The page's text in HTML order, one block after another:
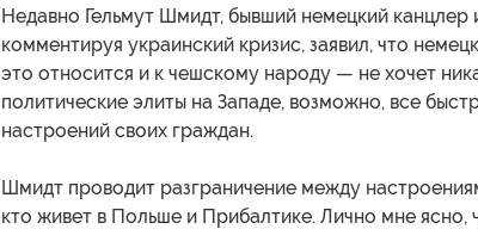
Недавно Гельмут Шмидт, бывший немецкий канцлер
комментируя украинский кризис, заявил, что
это относится и к чешскому народу — не хочет
политические элиты на Западе, возможно, все
настроений своих граждан.
Шмидт проводит разграничение между
кто живет в Польше и Прибалтике. Лично мне ясно,